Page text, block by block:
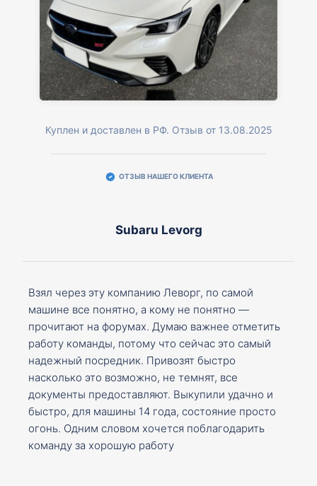
Куплен и доставлен в РФ. Отзыв от 13.08.2025
ОТЗЫВ НАШЕГО КЛИЕНТА
Subaru Levorg
Взял через эту компанию Леворг, по самой
машине все понятно, а кому не понятно —
прочитают на форумах. Думаю важнее отметить
работу команды, потому что сейчас это самый
надежный посредник. Привозят быстро
насколько это возможно, не темнят, все
документы предоставляют. Выкупили удачно и
быстро, для машины 14 года, состояние просто
огонь. Одним словом хочется поблагодарить
команду за хорошую работу